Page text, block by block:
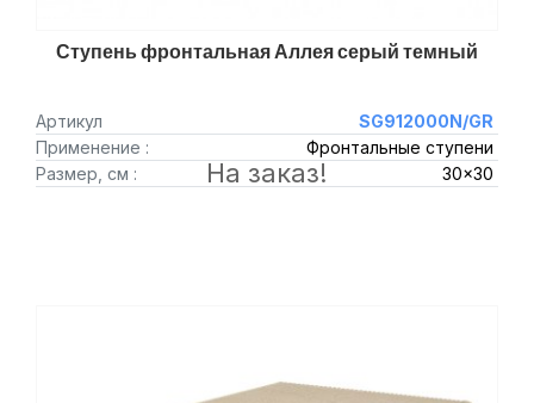
Ступень фронтальная Аллея серый темный
Артикул
SG912000N/GR
Применение :
Фронтальные ступени
Размер, см :
30x30
На заказ!